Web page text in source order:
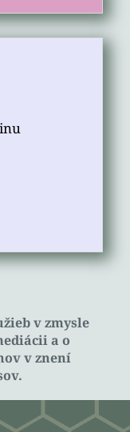
v zmysle
a o
v znení